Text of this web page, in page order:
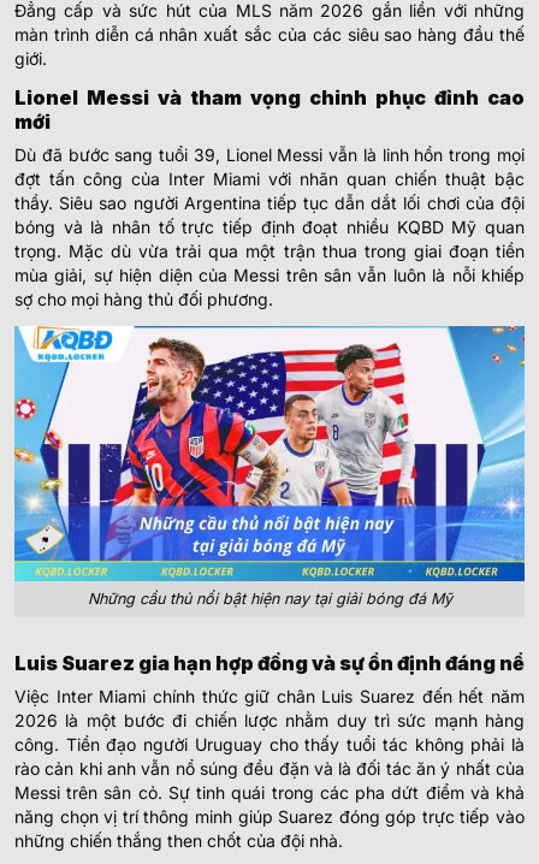
Đẳng cấp và sức hút của MLS năm 2026 gắn liền với những
màn trình diễn cá nhân xuất sắc của các siêu sao hàng đầu thế
giới.
Lionel Messi và tham vọng chinh phục đỉnh cao
mới
Dù đã bước sang tuổi 39, Lionel Messi vẫn là linh hồn trong mọi
đợt tấn công của Inter Miami với nhãn quan chiến thuật bậc
thầy. Siêu sao người Argentina tiếp tục dẫn dắt lối chơi của đội
bóng và là nhân tố trực tiếp định đoạt nhiều KQBD Mỹ quan
trọng. Mặc dù vừa trải qua một trận thua trong giai đoạn tiền
mùa giải, sự hiện diện của Messi trên sân vẫn luôn là nỗi khiếp
sợ cho mọi hàng thủ đối phương.
Những cầu thủ nổi bật hiện nay tại giải bóng đá Mỹ
Luis Suarez gia hạn hợp đồng và sự ổn định đáng nể
Việc Inter Miami chính thức giữ chân Luis Suarez đến hết năm
2026 là một bước đi chiến lược nhằm duy trì sức mạnh hàng
công. Tiền đạo người Uruguay cho thấy tuổi tác không phải là
rào cản khi anh vẫn nổ súng đều đặn và là đối tác ăn ý nhất của
Messi trên sân cỏ. Sự tinh quái trong các pha dứt điểm và khả
năng chọn vị trí thông minh giúp Suarez đóng góp trực tiếp vào
những chiến thắng then chốt của đội nhà.